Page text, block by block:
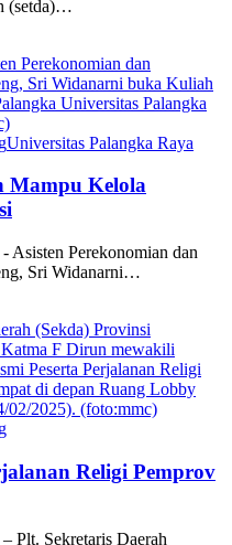
(setda)…
Universitas Palangka Raya
Mampu Kelola
Perekonomian dan
Sri Widanarni…
Religi Pemprov
Plt. Sekretaris Daerah